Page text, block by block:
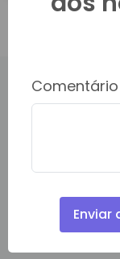
Telefone: (66)
Comentário
Enviar